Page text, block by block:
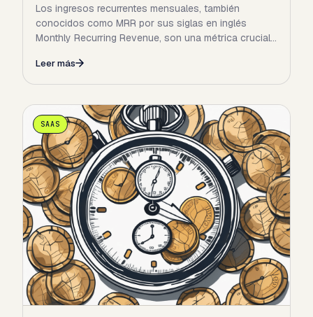
Los ingresos recurrentes mensuales, también
conocidos como MRR por sus siglas en inglés
Monthly Recurring Revenue, son una métrica crucial
Leer más
SAAS